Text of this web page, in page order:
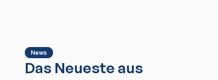
News
Das Neueste aus